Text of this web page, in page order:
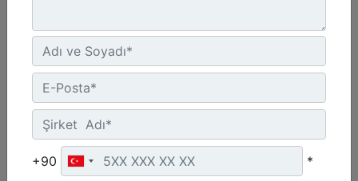
1.200 mm (47 inç)
Genişlik :
47.2 inç - 1200 mm
+90 *